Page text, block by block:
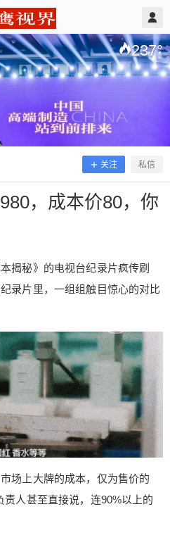
237°
关注 私信
，成本价80，你
揭秘》的电视台纪录片疯传刷
录片里，一组组触目惊心的对比
场上大牌的成本，仅为售价的
人甚至直接说，连90%以上的
2019/10/28
，成本价80，你
成本揭秘》的电视台纪
比价，令人震惊。 这部被
场上大牌的成本，仅为售
制造商负责人甚至直接
实都是中国工厂的。 视频
实真相表示根本不敢相
不能说的秘密。 同时纪录
司麦肯锡的文章指出，虽
创造了“用户直连制造”的
一两百块钱从这些工厂买
水准的产品。 成功的背